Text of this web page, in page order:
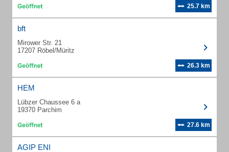
25.7 km
bft
Mirower Str. 21
17207 Röbel/Müritz
26.3 km
HEM
Lübzer Chaussee 6 a
19370 Parchim
27.6 km
AGIP ENI